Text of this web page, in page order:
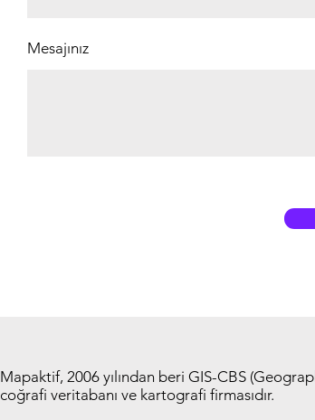
Mesajınız
Mapaktif, 2006 yılından beri GIS-CBS
coğrafi veritabanı ve kartografi firmasıdır.